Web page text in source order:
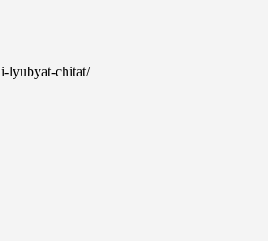
lyubyat-chitat/